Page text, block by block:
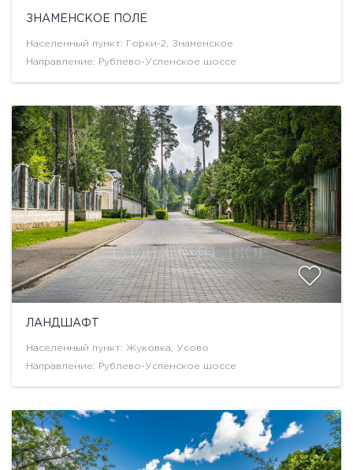
ЗНАМЕНСКОЕ ПОЛЕ
Населенный пункт: Горки-2, Знаменское
Направление: Рублево-Успенское шоссе
ЛАНДШАФТ
Населенный пункт: Жуковка, Усово
Направление: Рублево-Успенское шоссе